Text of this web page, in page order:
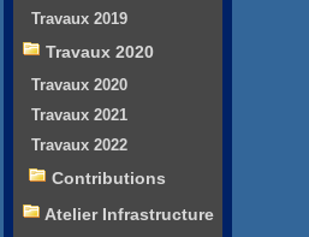
Travaux 2019
Travaux 2020
Travaux 2020
Travaux 2021
Travaux 2022
Contributions
Atelier Infrastructure